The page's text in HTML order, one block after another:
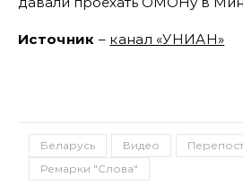
Источник – канал «УНИАН»
Беларусь Видео Перепост
Ремарки "Слова"